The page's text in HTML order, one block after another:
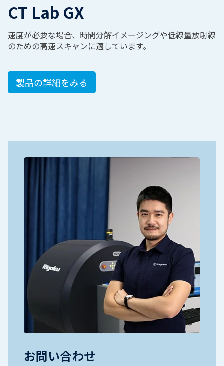
CT Lab GX
速度が必要な場合、時間分解イメージングや低線量放射線
のための高速スキャンに適しています。
製品の詳細をみる
お問い合わせ